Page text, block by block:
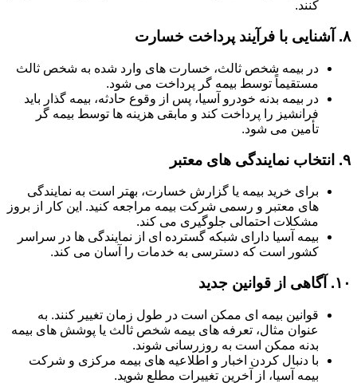
کنند.
۸. آشنایی با فرآیند پرداخت خسارت
در بیمه شخص ثالث، خسارت های وارد شده به شخص ثالث
مستقیماً توسط بیمه گر پرداخت می شود.
در بیمه بدنه خودرو آسیا، پس از وقوع حادثه، بیمه گذار باید
فرانشیز را پرداخت کند و مابقی هزینه ها توسط بیمه گر
تأمین می شود.
۹. انتخاب نمایندگی های معتبر
برای خرید بیمه یا گزارش خسارت، بهتر است به نمایندگی
های معتبر و رسمی شرکت بیمه مراجعه کنید. این کار از بروز
مشکلات احتمالی جلوگیری می کند.
بیمه آسیا دارای شبکه گسترده ای از نمایندگی ها در سراسر
کشور است که دسترسی به خدمات را آسان می کند.
۱۰. آگاهی از قوانین جدید
قوانین بیمه ای ممکن است در طول زمان تغییر کنند. به
عنوان مثال، تعرفه های بیمه شخص ثالث یا پوشش های بیمه
بدنه ممکن است به روزرسانی شوند.
با دنبال کردن اخبار و اطلاعیه های بیمه مرکزی و شرکت
بیمه آسیا، از آخرین تغییرات مطلع شوید.